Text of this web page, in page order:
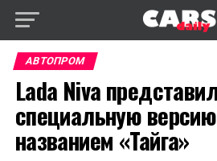
АВТОПРОМ
Lada Niva
специальную
названием «Тайга»